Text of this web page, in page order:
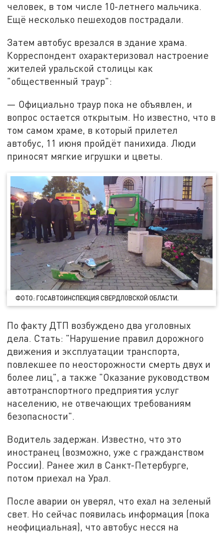
человек, в том числе 10-летнего мальчика.
Ещё несколько пешеходов пострадали.
Затем автобус врезался в здание храма.
Корреспондент охарактеризовал настроение
жителей уральской столицы как
"общественный траур":
— Официально траур пока не объявлен, и
вопрос остается открытым. Но известно, что в
том самом храме, в который прилетел
автобус, 11 июня пройдёт панихида. Люди
приносят мягкие игрушки и цветы.
ФОТО: ГОСАВТОИНСПЕКЦИЯ СВЕРДЛОВСКОЙ ОБЛАСТИ.
По факту ДТП возбуждено два уголовных
дела. Стать: "Нарушение правил дорожного
движения и эксплуатации транспорта,
повлекшее по неосторожности смерть двух и
более лиц", а также "Оказание руководством
автотранспортного предприятия услуг
населению, не отвечающих требованиям
безопасности".
Водитель задержан. Известно, что это
иностранец (возможно, уже с гражданством
России). Ранее жил в Санкт-Петербурге,
потом приехал на Урал.
После аварии он уверял, что ехал на зеленый
свет. Но сейчас появилась информация (пока
неофициальная), что автобус несся на